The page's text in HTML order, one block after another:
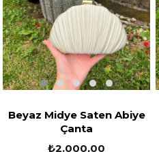
Beyaz Midye Saten Abiye
Çanta
₺2.000,00